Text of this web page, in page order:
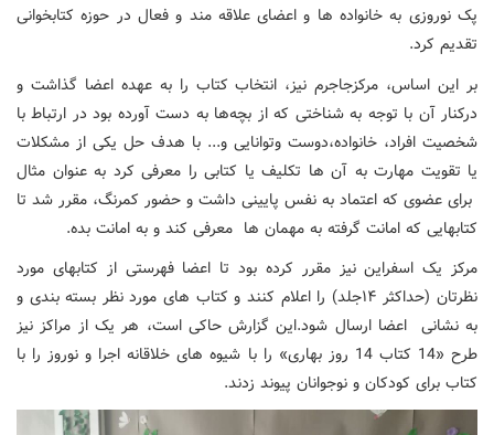
پک نوروزی به خانواده ها و اعضای علاقه مند و فعال در حوزه کتابخوانی
تقدیم کرد.
بر این اساس، مرکزجاجرم نیز، انتخاب کتاب را به عهده اعضا گذاشت و
درکنار آن با توجه به شناختی که از بچه‌ها به دست آورده بود در ارتباط با
شخصیت افراد، خانواده،دوست وتوانایی و... با هدف حل یکی از مشکلات
یا تقویت مهارت به آن ها تکلیف یا کتابی را معرفی کرد به عنوان مثال
برای عضوی که اعتماد به نفس پایینی داشت و حضور کمرنگ، مقرر شد تا
کتابهایی که امانت گرفته به مهمان ها معرفی کند و به امانت بده.
مرکز یک اسفراین نیز مقرر کرده بود تا اعضا فهرستی از کتابهای مورد
نظرتان (حداکثر ۱۴جلد) را اعلام کنند و کتاب های مورد نظر بسته بندی و
به نشانی اعضا ارسال شود.این گزارش حاکی است، هر یک از مراکز نیز
طرح «14 کتاب 14 روز بهاری» را با شیوه های خلاقانه اجرا و نوروز را با
کتاب برای کودکان و نوجوانان پیوند زدند.